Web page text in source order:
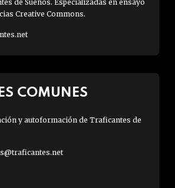
de Sueños. Especializadas en ensayo
Creative Commons.
COMUNES
y autoformación de Traficantes de